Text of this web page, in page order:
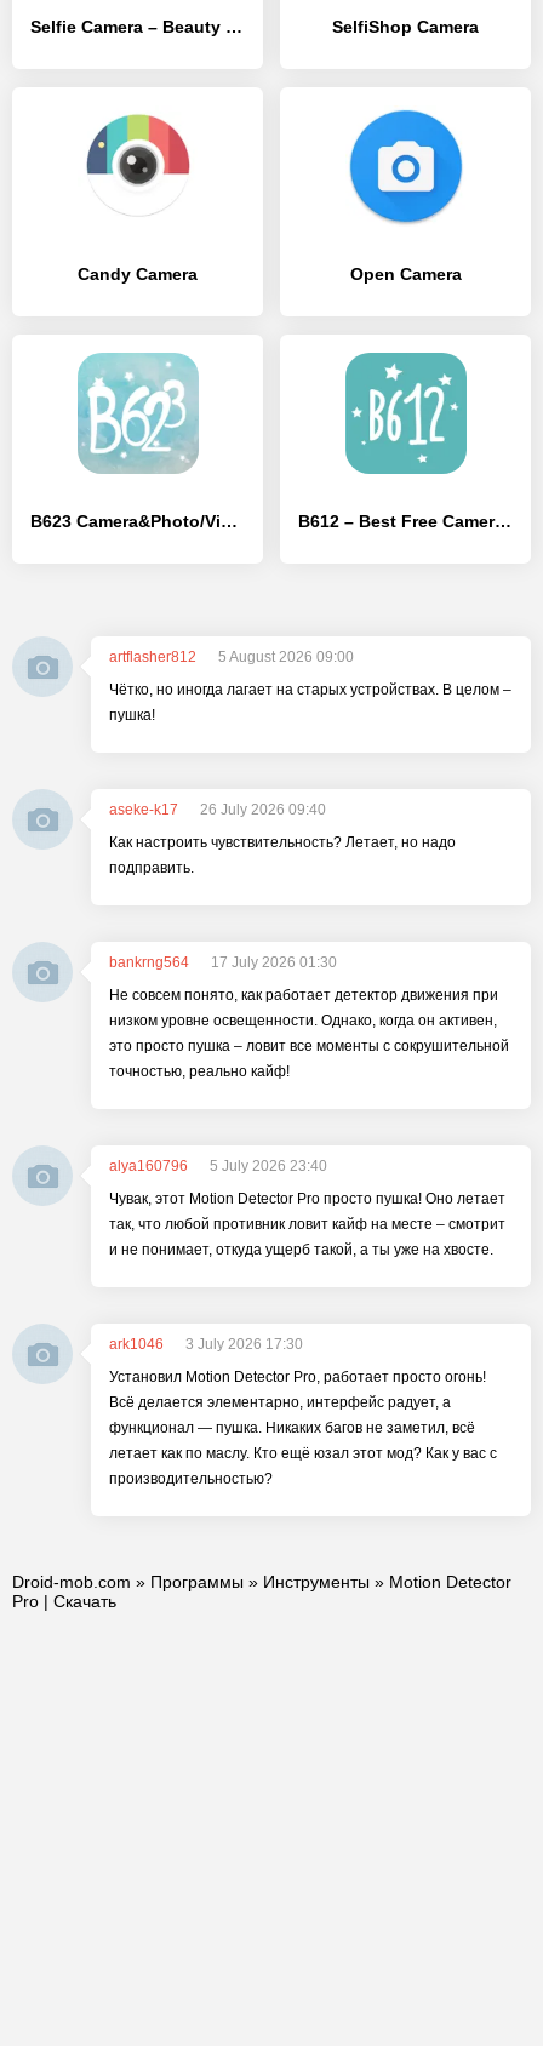
Selfie Camera – Beauty Camera & Photo Editor SelfiShop Camera
Candy Camera Open Camera
B623 Camera&Photo/Video Editor B612 – Best Free Camera & Photo/Video Editor
artflasher812
5 August 2026 09:00
Чётко, но иногда лагает на старых устройствах. В целом –
пушка!
aseke-k17
26 July 2026 09:40
Как настроить чувствительность? Летает, но надо
подправить.
bankrng564
17 July 2026 01:30
Не совсем понято, как работает детектор движения при
низком уровне освещенности. Однако, когда он активен,
это просто пушка – ловит все моменты с сокрушительной
точностью, реально кайф!
alya160796
5 July 2026 23:40
Чувак, этот Motion Detector Pro просто пушка! Оно летает
так, что любой противник ловит кайф на месте – смотрит
и не понимает, откуда ущерб такой, а ты уже на хвосте.
ark1046
3 July 2026 17:30
Установил Motion Detector Pro, работает просто огонь!
Всё делается элементарно, интерфейс радует, а
функционал — пушка. Никаких багов не заметил, всё
летает как по маслу. Кто ещё юзал этот мод? Как у вас с
производительностью?
Droid-mob.com » Программы » Инструменты » Motion Detector
Pro | Скачать